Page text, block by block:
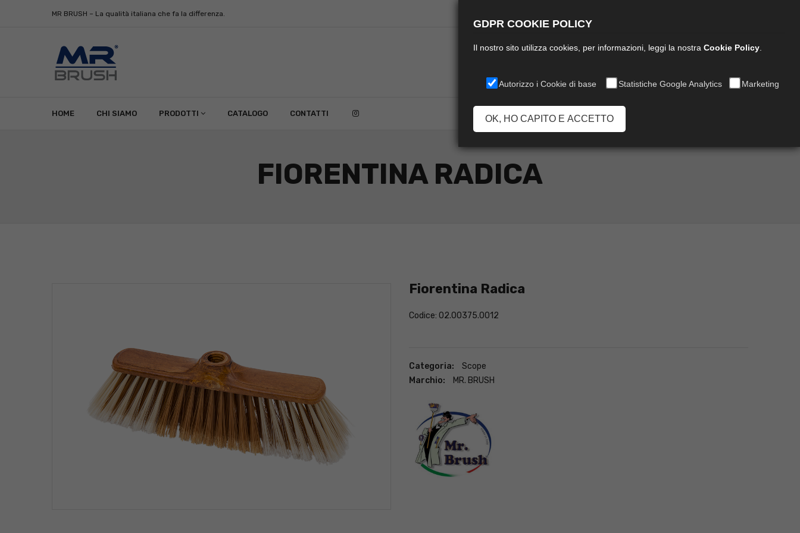
MR BRUSH – La qualità italiana che fa la differenza.
HOME CHI SIAMO PRODOTTI CATALOGO CONTATTI
FIORENTINA RADICA
Fiorentina Radica
Codice: 02.00375.0012
Categoria:
Scope
Marchio:
MR. BRUSH
GDPR COOKIE POLICY
Il nostro sito utilizza cookies, per informazioni, leggi la nostra Cookie Policy
Autorizzo i Cookie di base Statistiche Google Analytics Marketing
OK, HO CAPITO E ACCETTO